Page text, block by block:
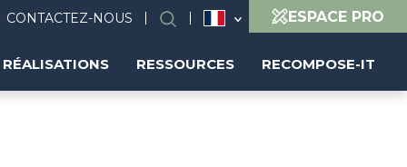
CONTACTEZ-NOUS Rechercher ESPACE PRO
RÉALISATIONS RESSOURCES RECOMPOSE-IT